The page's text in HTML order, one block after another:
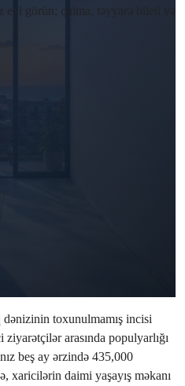
evi görün; qalma, təyyarə bileti və
toxunulmamış incisi
arasında populyarlığı
beş ay ərzində 435,000
xaricilərin daimi yaşayış məkanı